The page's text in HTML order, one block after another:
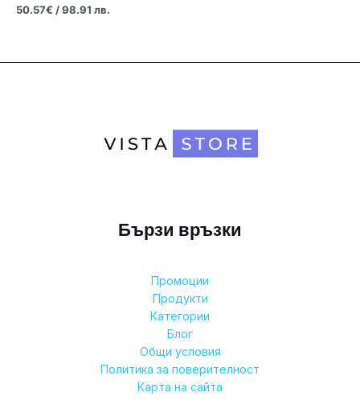
50.57€ / 98.91 лв.
Бързи връзки
Промоции
Продукти
Категории
Блог
Общи условия
Политика за поверителност
Карта на сайта